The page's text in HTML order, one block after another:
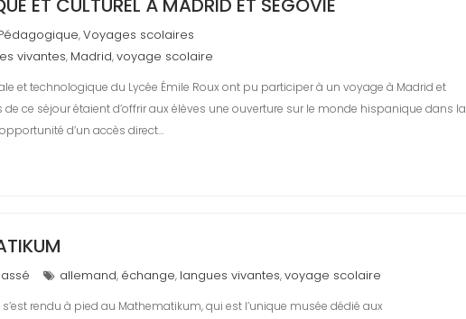
ET CULTUREL À MADRID ET SÉGOVIE
,Voyages scolaires
vivantes, Madrid,voyage scolaire
et technologique du Lycée Émile Roux ont pu participer à un voyage à Madrid et
de ce séjour étaient d’offrir aux élèves une ouverture sur le monde hispanique dans la
d’un accès direct…
allemand, échange, langues vivantes,voyage scolaire
rendu à pied au Mathematikum, qui est l’unique musée dédié aux